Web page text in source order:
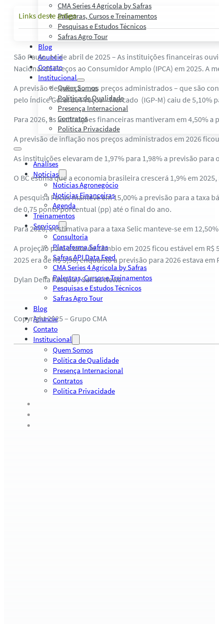
CMA Series 4 Agrícola by Safras
Palestras, Cursos e Treinamentos
Pesquisas e Estudos Técnicos
Safras Agro Tour
Blog
Anuncie
Contato
Institucional
Quem Somos
Política de Qualidade
Presença Internacional
Contratos
Política Privacidade
Análises
Notícias
Notícias Agronegócio
Notícias Financeiras
Agenda
Treinamentos
Serviços
Consultoria
Plataforma Safras
Safras API Data Feed
CMA Series 4 Agrícola by Safras
Palestras, Cursos e Treinamentos
Pesquisas e Estudos Técnicos
Safras Agro Tour
Blog
Anuncie
Contato
Institucional
Quem Somos
Política de Qualidade
Presença Internacional
Contratos
Política Privacidade
Links deste artigo
São Paulo, 14 de abril de 2025 – As instituições financeiras
Nacional de Preços ao Consumidor Amplo (IPCA) em 2025. A
A previsão de inflação nos preços administrados – que são
pelo Índice Geral de Preços – Mercado (IGP-M) caiu de 5,10%
Para 2026, as instituições financeiras mantiveram em 4,50%
A previsão de inflação nos preços administrados em 2026
As instituições elevaram de 1,97% para 1,98% a previsão
O BC estima que a economia brasileira crescerá 1,9% em
A pesquisa Focus manteve em 15,00% a previsão para a taxa
de 0,75 ponto porcentual (pp) até o final do ano.
Para 2026, a estimativa para a taxa Selic manteve-se em
A projeção para a taxa de câmbio em 2025 ficou estável em
2025 era de R$ 5,98, enquanto a previsão para 2026 estava em
Dylan Della Pasqua / Safras News
Copyright 2025 – Grupo CMA